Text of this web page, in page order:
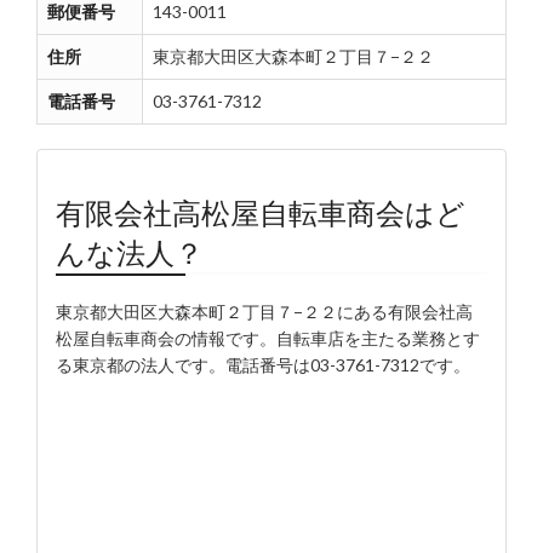
郵便番号 143-0011
住所 東京都大田区大森本町２丁目７−２２
電話番号 03-3761-7312
有限会社高松屋自転車商会はど
んな法人？
東京都大田区大森本町２丁目７−２２にある有限会社高
松屋自転車商会の情報です。自転車店を主たる業務とす
る東京都の法人です。電話番号は03-3761-7312です。